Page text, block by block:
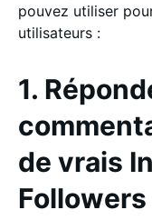
pouvez utiliser
utilisateurs :
1.
de vrais
Followers